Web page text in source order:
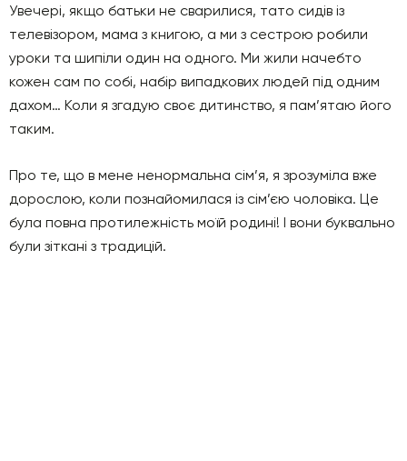
Увечері, якщо батьки не сварилися, тато сидів із
телевізором, мама з книгою, а ми з сестрою робили
уроки та шипіли один на одного. Ми жили начебто
кожен сам по собі, набір випадкових людей під одним
дахом… Коли я згадую своє дитинство, я пам’ятаю його
таким.
Про те, що в мене ненормальна сім’я, я зрозуміла вже
дорослою, коли познайомилася із сім’єю чоловіка. Це
була повна протилежність моїй родині! І вони буквально
були зіткані з традицій.